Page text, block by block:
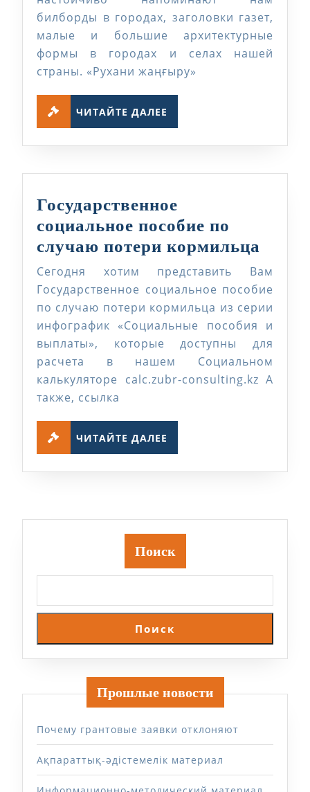
ли
мы
знаем
билборды в городах, заголовки газет,
малые и большие архитектурные
формы в городах и селах нашей
страны. «Рухани жаңғыру»
ЧИТАЙТЕ ДАЛЕЕ
Государственное
социальное пособие по
случаю потери кормильца
по
Сегодня хотим представить Вам
Государственное социальное пособие
по случаю потери кормильца из серии
инфографик «Социальные пособия и
выплаты», которые доступны для
расчета в нашем Социальном
калькуляторе calc.zubr-consulting.kz А
также, ссылка
ЧИТАЙТЕ ДАЛЕЕ
Поиск
Поиск
Прошлые новости
Почему грантовые заявки отклоняют
Ақпараттық-әдістемелік материал